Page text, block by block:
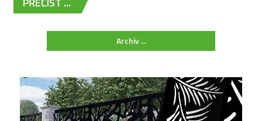
Archiv ...